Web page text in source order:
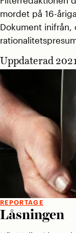
mordet på 16-
Dokument inifrån,
Uppdaterad
REPORTAGE
Låsningen